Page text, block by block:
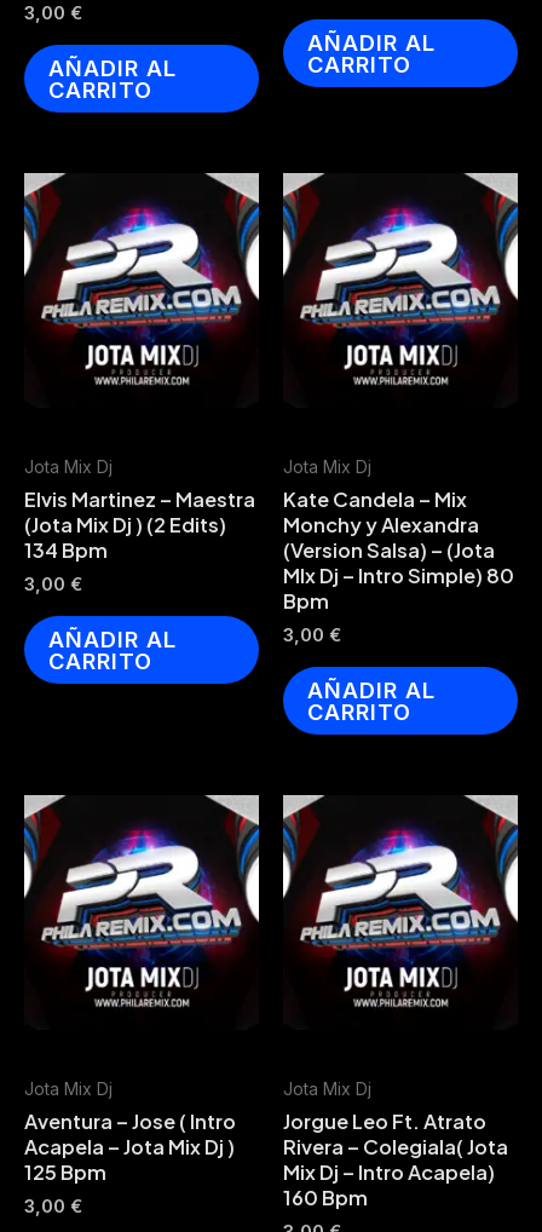
3,00 €
AÑADIR AL
CARRITO
AÑADIR AL
CARRITO
Jota Mix Dj
Elvis Martinez – Maestra
(Jota Mix Dj ) (2 Edits)
134 Bpm
3,00 €
AÑADIR AL
CARRITO
Jota Mix Dj
Kate Candela – Mix
Monchy y Alexandra
(Version Salsa) – (Jota
MIx Dj – Intro Simple) 80
Bpm
3,00 €
AÑADIR AL
CARRITO
Jota Mix Dj
Aventura – Jose ( Intro
Acapela – Jota Mix Dj )
125 Bpm
3,00 €
Jota Mix Dj
Jorgue Leo Ft. Atrato
Rivera – Colegiala( Jota
Mix Dj – Intro Acapela)
160 Bpm